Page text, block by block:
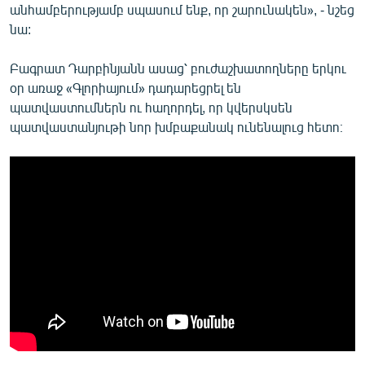
անհամբերությամբ սպասում ենք, որ շարունակեն», - նշեց
նա:
Բագրատ Դարբինյանն ասաց՝ բուժաշխատողները երկու
օր առաջ «Գլորիայում» դադարեցրել են
պատվաստումներն ու հաղորդել, որ կվերսկսեն
պատվաստանյութի նոր խմբաքանակ ունենալուց հետո։